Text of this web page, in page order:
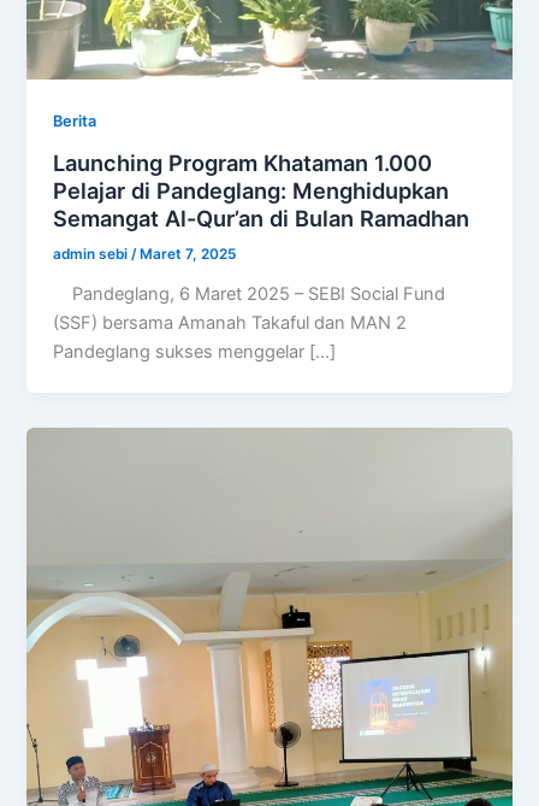
Berita
Launching Program Khataman 1.000
Pelajar di Pandeglang: Menghidupkan
Semangat Al-Qur’an di Bulan Ramadhan
admin sebi/ Maret 7, 2025
Pandeglang, 6 Maret 2025 – SEBI Social Fund
(SSF) bersama Amanah Takaful dan MAN 2
Pandeglang sukses menggelar […]